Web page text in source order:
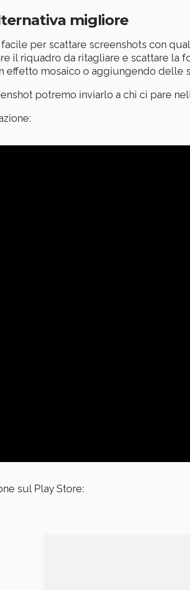
migliore
per scattare screenshots con
il riquadro da ritagliare e scattare la
effetto mosaico o aggiungendo delle
potremo inviarlo a chi ci pare
sul Play Store: